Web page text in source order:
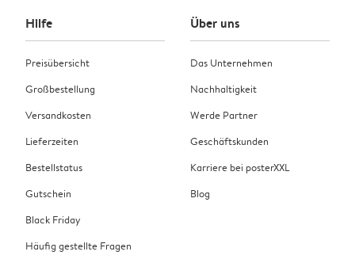
Hilfe
Preisübersicht
Großbestellung
Versandkosten
Lieferzeiten
Bestellstatus
Gutschein
Black Friday
Häufig gestellte Fragen
Über uns
Das Unternehmen
Nachhaltigkeit
Werde Partner
Geschäftskunden
Karriere bei posterXXL
Blog